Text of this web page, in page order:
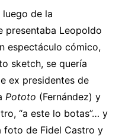
luego de la
presentaba Leopoldo
espectáculo cómico,
sketch, se quería
ex presidentes de
Pototo (Fernández) y
“a este lo botas”… y
foto de Fidel Castro y